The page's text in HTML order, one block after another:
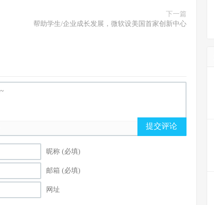
下一篇
帮助学生/企业成长发展，微软设美国首家创新中心
提交评论
昵称 (必填)
邮箱 (必填)
网址